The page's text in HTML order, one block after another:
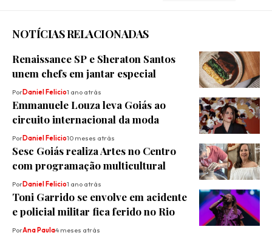
NOTÍCIAS RELACIONADAS
Renaissance SP e Sheraton Santos
unem chefs em jantar especial
PorDaniel Felicio1 ano atrás
Emmanuele Louza leva Goiás ao
circuito internacional da moda
PorDaniel Felicio10 meses atrás
Sesc Goiás realiza Artes no Centro
com programação multicultural
PorDaniel Felicio1 ano atrás
Toni Garrido se envolve em acidente
e policial militar fica ferido no Rio
PorAna Paula4 meses atrás